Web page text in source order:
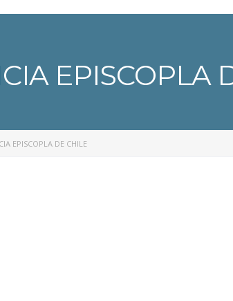
EPISCOPLA
EPISCOPLA DE CHILE